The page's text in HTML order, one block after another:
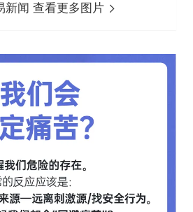
新闻 查看更多图片